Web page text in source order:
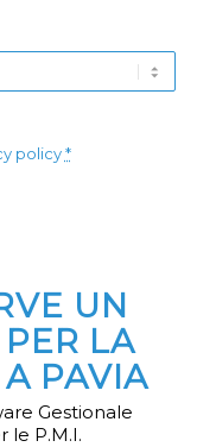
policy *
UN
LA
PAVIA
Gestionale
le P.M.I.